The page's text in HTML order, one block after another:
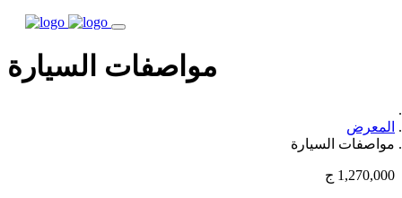
مواصفات السيارة
المعرض
مواصفات السيارة
1,270,000 ج